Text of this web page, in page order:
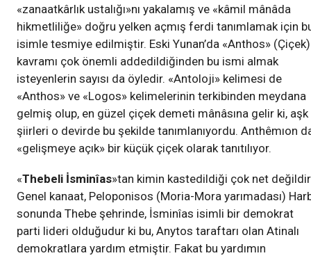
«zanaatkârlık ustalığı»nı yakalamış ve «kâmil mânâda
hikmetliliğe» doğru yelken açmış ferdi tanımlamak için
isimle tesmiye edilmiştir. Eski Yunan’da «Anthos» (Çiçek)
kavramı çok önemli addedildiğinden bu ismi almak
isteyenlerin sayısı da öyledir. «Antoloji» kelimesi de
«Anthos» ve «Logos» kelimelerinin terkibinden meydana
gelmiş olup, en güzel çiçek demeti mânâsına gelir ki, aşk
şiirleri o devirde bu şekilde tanımlanıyordu. Anthêmıon
«gelişmeye açık» bir küçük çiçek olarak tanıtılıyor.
«Thebeli İsminîas»tan kimin kastedildiği çok net
Genel kanaat, Peloponisos (Moria-Mora yarımadası)
sonunda Thebe şehrinde, İsminîas isimli bir demokrat
parti lideri olduğudur ki bu, Anytos taraftarı olan Atinalı
demokratlara yardım etmiştir. Fakat bu yardımın